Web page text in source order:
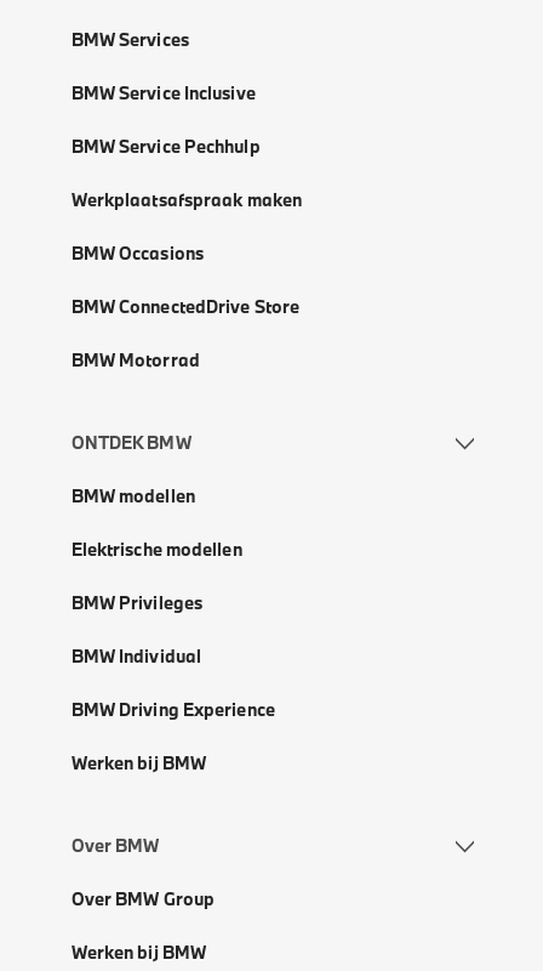
BMW Services
BMW Service Inclusive
BMW Service Pechhulp
Werkplaatsafspraak maken
BMW Occasions
BMW ConnectedDrive Store
BMW Motorrad
ONTDEK BMW
BMW modellen
Elektrische modellen
BMW Privileges
BMW Individual
BMW Driving Experience
Werken bij BMW
Over BMW
Over BMW Group
Werken bij BMW